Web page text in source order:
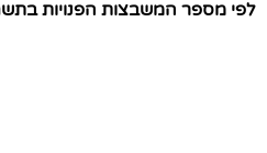
לפי מספר המשבצות הפנויות